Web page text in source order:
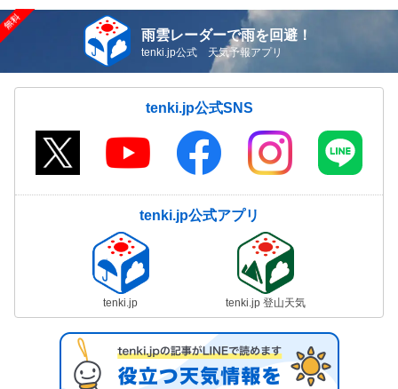
雨雲レーダーで雨を回避！
tenki.jp公式 天気予報アプリ
tenki.jp公式SNS
tenki.jp公式アプリ
tenki.jp tenki.jp 登山天気